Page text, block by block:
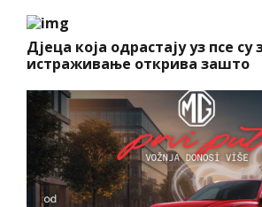
Дјеца која одрастају уз псе
истраживање открива зашто